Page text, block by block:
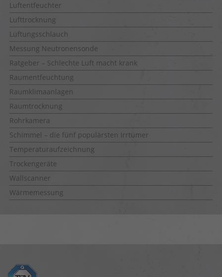
Luftentfeuchter
Lufttrocknung
Lüftungsschlauch
Messung Neutronensonde
Ratgeber – Schlechte Luft macht krank
Raumentfeuchtung
Raumklimaanlagen
Raumtrocknung
Rohrkamera
Schimmel – die fünf populärsten Irrtümer
Temperaturaufzeichnung
Trockengeräte
Wallscanner
Wärmemessung